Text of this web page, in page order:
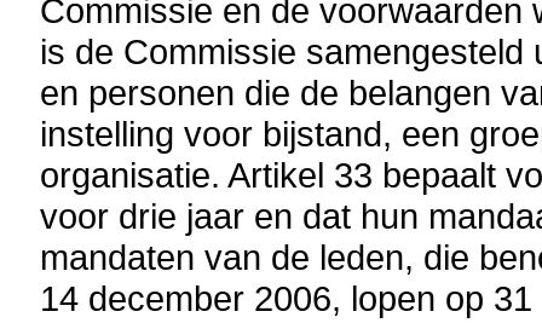
Commissie en de voorwaarden
is de Commissie
en personen die de belangen
instelling voor bijstand, een
organisatie. Artikel 33 bepaalt
voor drie jaar en dat hun
mandaten van de leden, die
14 december 2006, lopen op